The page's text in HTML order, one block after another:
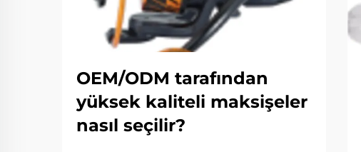
OEM/ODM tarafından
yüksek kaliteli maksişeler
nasıl seçilir?